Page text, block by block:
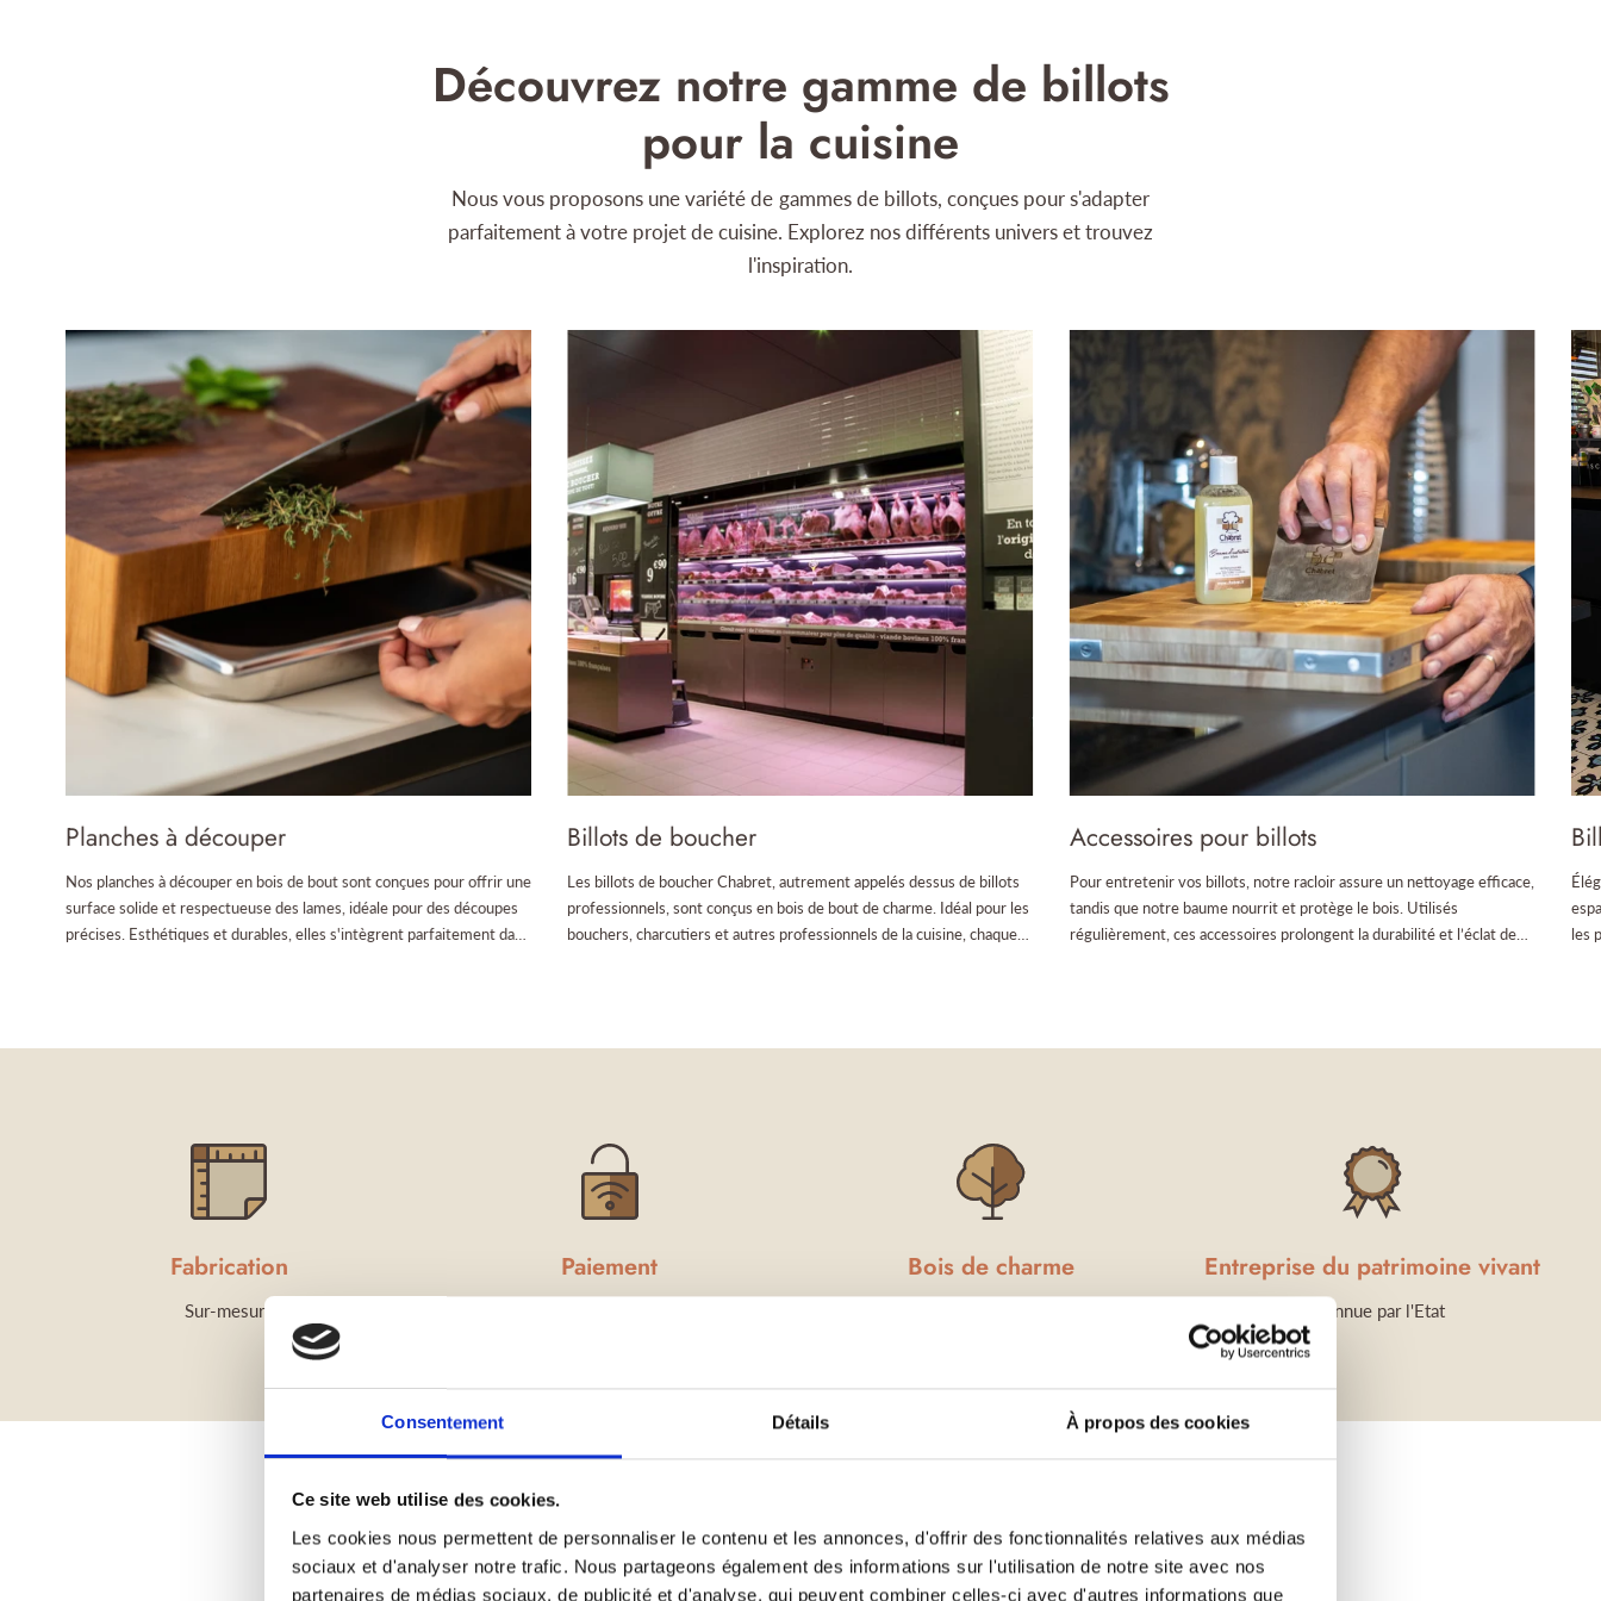
Consentement Détails À propos des cookies
Ce site web utilise des cookies.
Les cookies nous permettent de personnaliser le contenu et les annonces, d'offrir des fonctionnalités relatives aux médias
sociaux et d'analyser notre trafic. Nous partageons également des informations sur l'utilisation de notre site avec nos
partenaires de médias sociaux, de publicité et d'analyse, qui peuvent combiner celles-ci avec d'autres informations que
Découvrez notre gamme de billots
pour la cuisine
Nous vous proposons une variété de gammes de billots, conçues pour s'adapter
parfaitement à votre projet de cuisine. Explorez nos différents univers et trouvez
l'inspiration.
Planches à découper
Nos planches à découper en bois de bout sont conçues pour offrir une
surface solide et respectueuse des lames, idéale pour des découpes
précises. Esthétiques et durables, elles s'intègrent parfaitement dans
Billots de boucher
Les billots de boucherChabret, autrement appelés dessus de billots
professionnels, sont conçus en bois de bout de charme. Idéal pour les
bouchers, charcutiers et autres professionnels de la cuisine, chaque
Accessoires pour billots
Pour entretenir vos billots, notre racloir assure un nettoyage efficace,
tandis que notre baume nourrit et protège le bois. Utilisés
régulièrement, ces accessoires prolongent la durabilité et l’éclat de
les
Nos billots îlots de cuisine allient design et robustesse, avec un plan
de travail en bois de bout qui résiste aux usages intensifs. Véritables
rangements astucieux, parfaits pour une cuisine organisée et
accueillante.
Fabrication
Sur-mesure
Paiement Bois de charme Entreprise du patrimoine vivant
reconnue par l'Etat
Nos immanquables